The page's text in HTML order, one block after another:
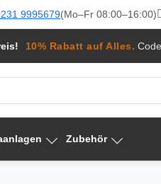
9995679(Mo–Fr 08:00–16:00)
10% Rabatt auf Alles.
Zubehör